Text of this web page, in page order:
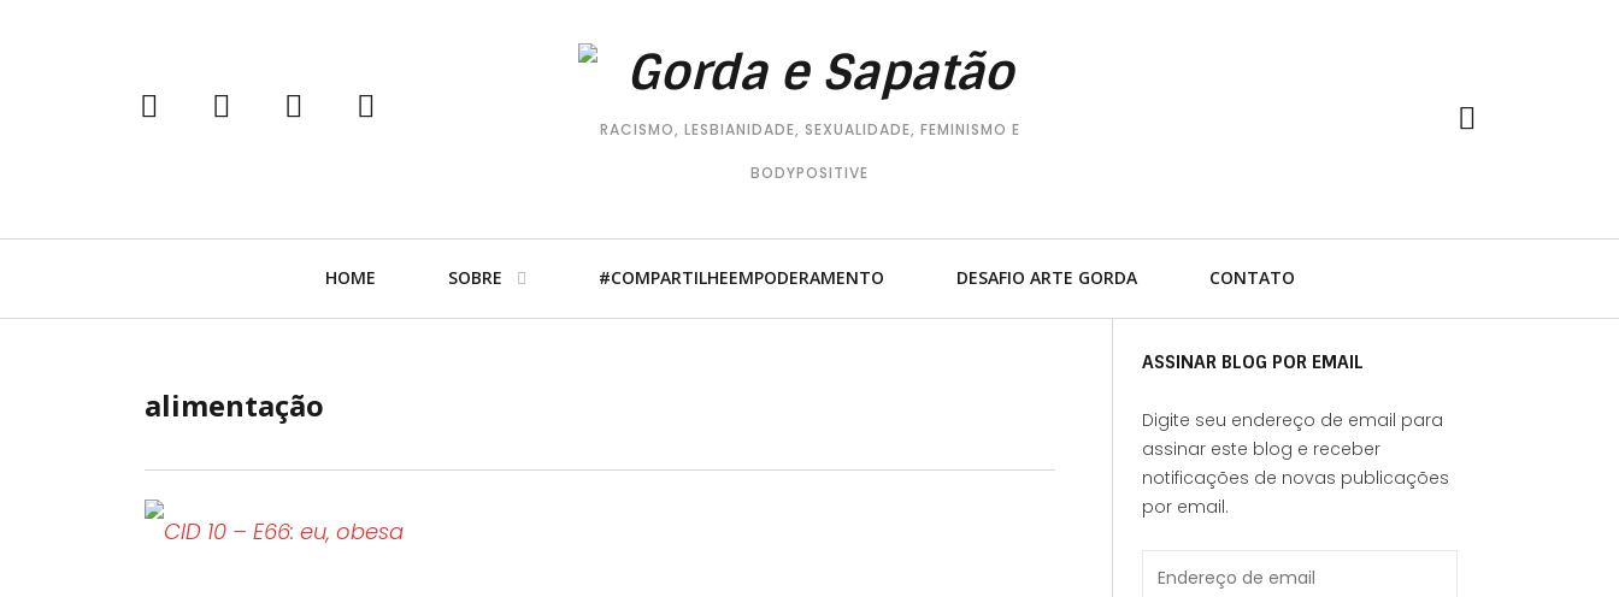
tumblr instagramfacebook
RACISMO, LESBIANIDADE, SEXUALIDADE, FEMINISMO E
BODYPOSITIVE
HOME SOBRE #COMPARTILHEEMPODERAMENTO DESAFIO ARTE GORDA CONTATO
alimentação
LEIA MAIS
ASSINAR BLOG POR EMAIL
Digite seu endereço de email para
assinar este blog e receber
notificações de novas publicações
por email.